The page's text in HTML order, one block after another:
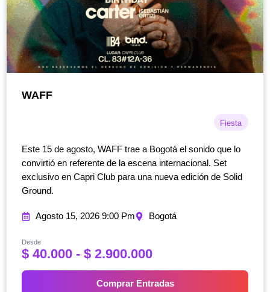
WAFF
Fiesta
Este 15 de agosto, WAFF trae a Bogotá el sonido que lo
convirtió en referente de la escena internacional. Set
exclusivo en Capri Club para una nueva edición de Solid
Ground.
Agosto 15, 2026 9:00 Pm Bogotá
Desde
$40.000 - $2.900.000R
n
Comprar Entradas